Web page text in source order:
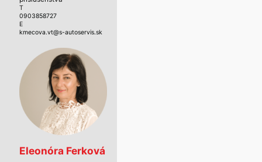
T
0903858727
E
kmecova.vt@s-autoservis.sk
Eleonóra Ferková